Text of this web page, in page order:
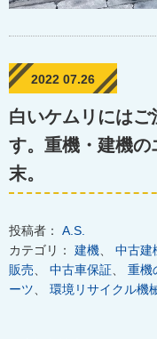
2022 07.26
白いケムリには
す。重機・建機
末。
投稿者： A.S.
カテゴリ： 建機 中古建
販売
中古車保証 重機
ーツ
環境リサイクル機